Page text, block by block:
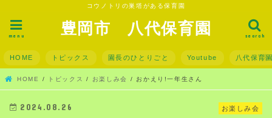
コウノトリの巣塔がある保育園
豊岡市 八代保育園 search
menu
HOME トピックス 園長のひとりごと Youtube 八代保育
HOME トピックス お楽しみ会 おかえり!一年生さん
お楽しみ会
2024.08.26